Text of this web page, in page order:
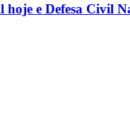
hoje e Defesa Civil